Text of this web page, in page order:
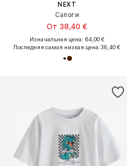
NEXT
Сапоги
От 38,40 €
Изначальная цена: 64,00 €
Последняя самая низкая цена:38,40 €